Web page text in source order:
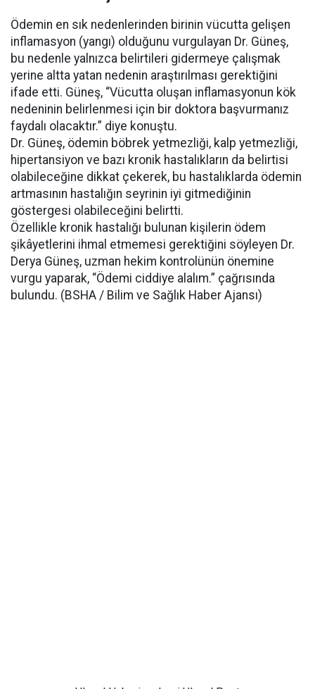
Ödemin en sık nedenlerinden birinin vücutta gelişen
inflamasyon (yangı) olduğunu vurgulayan Dr. Güneş,
bu nedenle yalnızca belirtileri gidermeye çalışmak
yerine altta yatan nedenin araştırılması gerektiğini
ifade etti. Güneş, “Vücutta oluşan inflamasyonun kök
nedeninin belirlenmesi için bir doktora başvurmanız
faydalı olacaktır.” diye konuştu.
Dr. Güneş, ödemin böbrek yetmezliği, kalp yetmezliği,
hipertansiyon ve bazı kronik hastalıkların da belirtisi
olabileceğine dikkat çekerek, bu hastalıklarda ödemin
artmasının hastalığın seyrinin iyi gitmediğinin
göstergesi olabileceğini belirtti.
Özellikle kronik hastalığı bulunan kişilerin ödem
şikâyetlerini ihmal etmemesi gerektiğini söyleyen Dr.
Derya Güneş, uzman hekim kontrolünün önemine
vurgu yaparak, “Ödemi ciddiye alalım.” çağrısında
bulundu. (BSHA / Bilim ve Sağlık Haber Ajansı)